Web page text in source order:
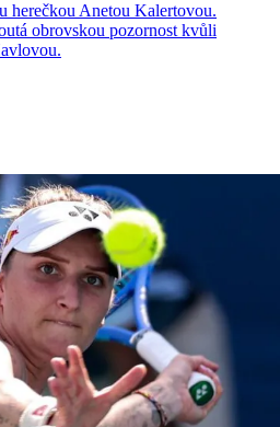
herečkou Anetou Kalertovou.
obrovskou pozornost kvůli